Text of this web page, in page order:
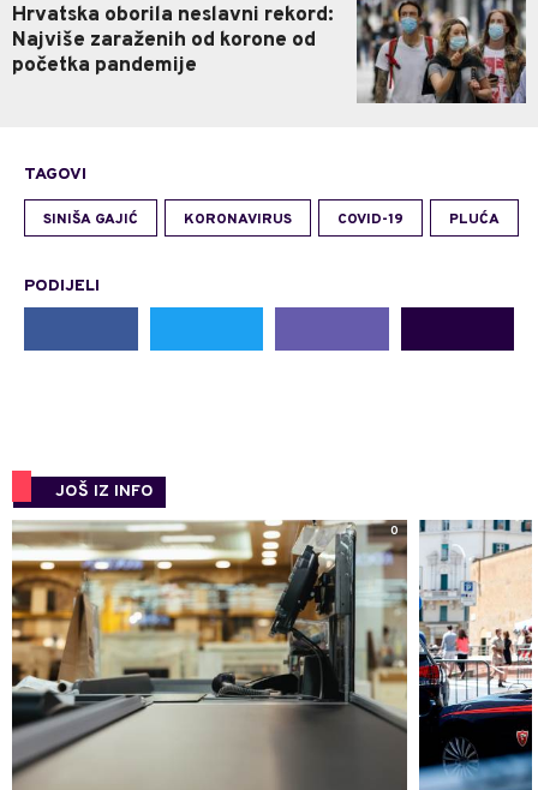
Hrvatska oborila neslavni rekord:
Najviše zaraženih od korone od
početka pandemije
TAGOVI
SINIŠA GAJIĆ KORONAVIRUS COVID-19 PLUĆA
PODIJELI
JOŠ IZ INFO
0